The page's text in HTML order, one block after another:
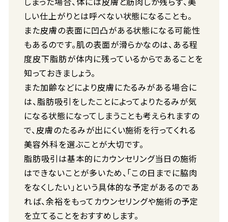
しい仕上がりとは呼べない状態になることも。
また皮膚の表面に凹凸がある状態になる可能性
もあるのです。肌の表面が滑らかなのは、ある程
度皮下脂肪が体内に残っているからであることを
知っておきましょう。
また加齢などにより皮膚にたるみがある場合に
は、脂肪吸引をしたことによってよりたるみが気
になる状態になってしまうことも考えられますの
で、皮膚のたるみが出にくい施術を行ってくれる
美容外科を選ぶことが大切です。
脂肪吸引は基本的にカウンセリング当日の施術
はできないことが多いため、「この日までに脇肉
をなくしたい」という具体的な予定があるのであ
れば、余裕をもってカウンセリングや施術の予定
を立てることをおすすめします。